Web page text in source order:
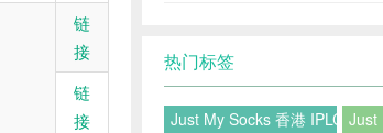
链
接
链
接
热门标签
Just My Socks 香港 IPLC (12)
Just